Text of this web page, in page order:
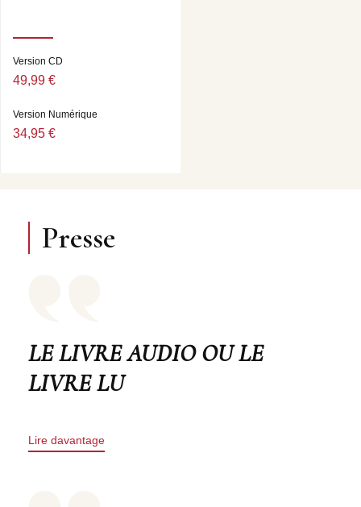
Livret : JEAN-YVES PATTE - DIRECTION : ADELINE
haine sous-jacente, volonté, insolence, rancœur, tout est
aisance dans tout cela. Avec la joie d’un disciple, il
endosse la personnalité d’Alexis, à la fois vaste assez et
trop étroite pour contenir Dostoïevski. Il parle, s’enivre
Version CD
49,99 €
Version Numérique
34,95 €
Presse
LE LIVRE AUDIO OU LE
LIVRE LU
Lire davantage